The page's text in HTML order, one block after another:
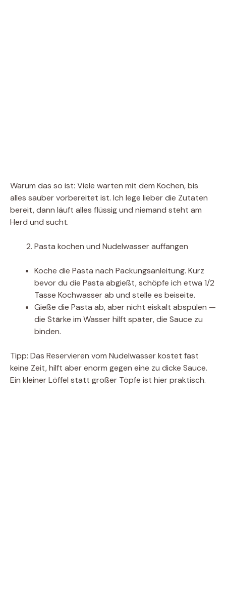
Warum das so ist: Viele warten mit dem Kochen, bis
alles sauber vorbereitet ist. Ich lege lieber die Zutaten
bereit, dann läuft alles flüssig und niemand steht am
Herd und sucht.
Pasta kochen und Nudelwasser auffangen
Koche die Pasta nach Packungsanleitung. Kurz
bevor du die Pasta abgießt, schöpfe ich etwa 1/2
Tasse Kochwasser ab und stelle es beiseite.
Gieße die Pasta ab, aber nicht eiskalt abspülen —
die Stärke im Wasser hilft später, die Sauce zu
binden.
Tipp: Das Reservieren vom Nudelwasser kostet fast
keine Zeit, hilft aber enorm gegen eine zu dicke Sauce.
Ein kleiner Löffel statt großer Töpfe ist hier praktisch.